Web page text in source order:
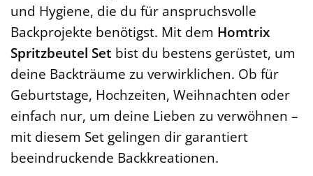
und Hygiene, die du für anspruchsvolle
Backprojekte benötigst. Mit dem Homtrix
Spritzbeutel Set bist du bestens gerüstet, um
deine Backträume zu verwirklichen. Ob für
Geburtstage, Hochzeiten, Weihnachten oder
einfach nur, um deine Lieben zu verwöhnen –
mit diesem Set gelingen dir garantiert
beeindruckende Backkreationen.